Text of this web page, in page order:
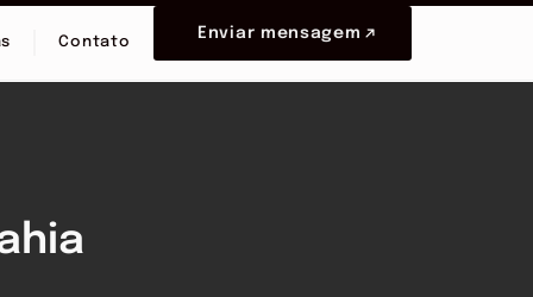
Contato
Enviar mensagem